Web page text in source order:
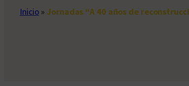
Inicio »Jornadas “A 40 años de